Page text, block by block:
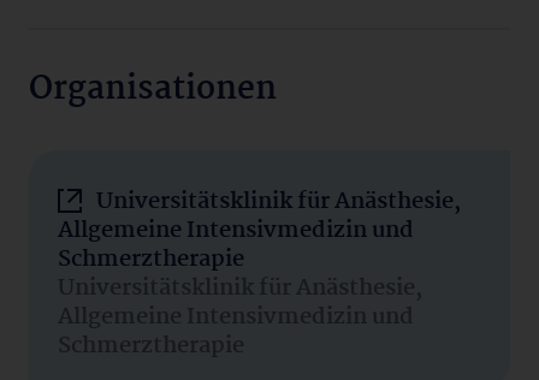
Organisationen
Universitätsklinik für Anästhesie,
Allgemeine Intensivmedizin und
Schmerztherapie
Universitätsklinik für Anästhesie,
Allgemeine Intensivmedizin und
Schmerztherapie